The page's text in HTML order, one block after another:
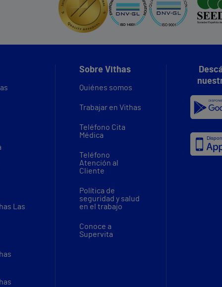
Las
Sobre Vithas
Quiénes somos
Trabajar en Vithas
Teléfono Cita
Médica
Teléfono
Atención al
Cliente
Política de
seguridad y salud
en el trabajo
Conoce a
Supervita